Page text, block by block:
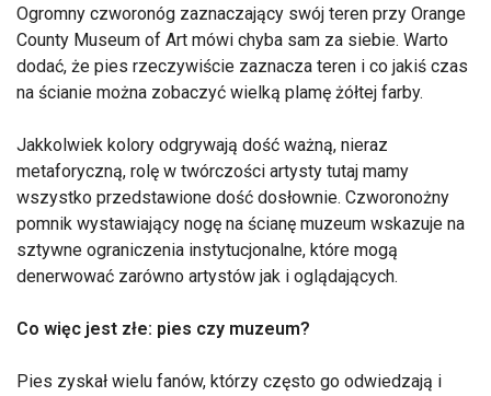
Ogromny czworonóg zaznaczający swój teren przy Orange
County Museum of Art mówi chyba sam za siebie. Warto
dodać, że pies rzeczywiście zaznacza teren i co jakiś czas
na ścianie można zobaczyć wielką plamę żółtej farby.
Jakkolwiek kolory odgrywają dość ważną, nieraz
metaforyczną, rolę w twórczości artysty tutaj mamy
wszystko przedstawione dość dosłownie. Czworonożny
pomnik wystawiający nogę na ścianę muzeum wskazuje na
sztywne ograniczenia instytucjonalne, które mogą
denerwować zarówno artystów jak i oglądających.
Co więc jest złe: pies czy muzeum?
Pies zyskał wielu fanów, którzy często go odwiedzają i